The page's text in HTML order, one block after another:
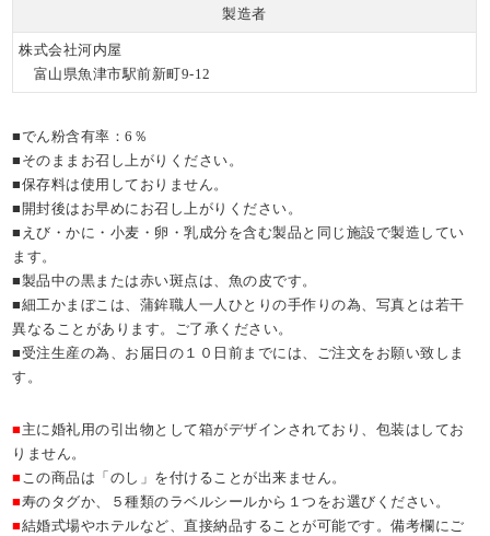
fts #japanesefoods #s
urimi #fishcake #本日
の御品 #鯛のしっぽ
製造者
株式会社河内屋
富山県魚津市駅前新町9-12
■でん粉含有率：6％
■そのままお召し上がりください。
■保存料は使用しておりません。
■開封後はお早めにお召し上がりください。
■えび・かに・小麦・卵・乳成分を含む製品と同じ施設で製造してい
ます。
■製品中の黒または赤い斑点は、魚の皮です。
■細工かまぼこは、蒲鉾職人一人ひとりの手作りの為、写真とは若干
異なることがあります。ご了承ください。
■受注生産の為、お届日の１０日前までには、ご注文をお願い致しま
す。
■ 主に婚礼用の引出物として箱がデザインされており、包装はしてお
りません。
■ この商品は「のし」を付けることが出来ません。
■寿のタグか、５種類のラベルシールから１つをお選びください。
■結婚式場やホテルなど、直接納品することが可能です。備考欄にご